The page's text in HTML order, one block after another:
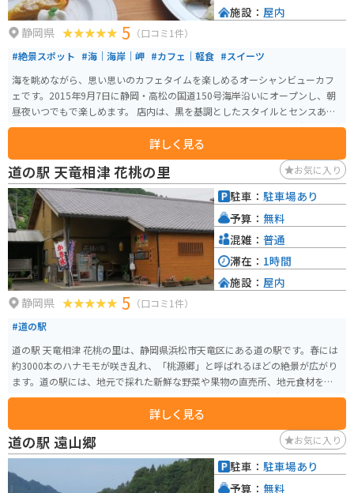
静岡県 5 （口コミ1件）
#絶景スポット #海｜海岸｜岬 #カフェ｜軽食 #スイーツ
海を眺めながら、思い思いのカフェタイムを楽しめるオーシャンビューカフ
ェです。2015年9月7日に静岡・高松の国道150号海岸沿いにオープンし、朝
昼夜いつでもで楽しめます。 店内は、黒を基調としたスタイルとセンスあふ
れるインテリアが特長で、ボリューム満点の肉料理や、バリスタが淹れるこ
だわりのコーヒーなどが楽しめます。また、1階のショーケースに並べたオリ
ジナルケーキはテイクアウトのみの利用も可能です。 2階フロアは、オーシャ
ンビューの開放的な空間に100席をご用意しており、自家製コーヒーをはじめ
とする豊富なドリンクメニューに加え、パスタ、ローストビーフプレートな
ど、ランチからディナーまでフードメニューも充実しています。
詳しく見る
施設： 屋内
道の駅 天竜相津 花桃の里 お気に入り
静岡県 5 （口コミ1件）
#道の駅
道の駅 天竜相津 花桃の里は、静岡県浜松市天竜区にある道の駅です。春には
約3000本のハナモモが咲き乱れ、「桃源郷」と呼ばれるほどの絶景が広がり
ます。道の駅には、地元で採れた新鮮な野菜や果物の直売所、地元食材を使
った料理が楽しめるレストランがあります。 バイクツーリングで訪れる場
合、道の駅には広い駐車場が完備されているので安心です。春には満開のハ
ナモモ並木をバイクで走ることができ、まさに桃源郷を駆け抜けるような気
分を味わえます。周辺には、秋には紅葉が美しい光明寺や、温泉施設の「花
桃の湯」などもあり、ツーリングの拠点としても最適です。 名産品として
は、地元産の新鮮な野菜や果物のほか、お茶や山菜なども人気です。また、
詳しく見る
駐車： 駐車場あり
予算： 無料
混雑： 普通
滞在： 1時間
施設： 屋内
道の駅 遠山郷 お気に入り
駐車： 駐車場あり
予算： 無料